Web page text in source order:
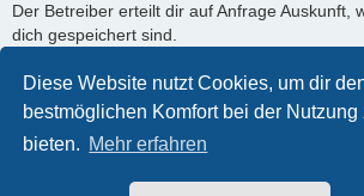
Diese Website nutzt Cookies, um dir
bestmöglichen Komfort bei der Nutzung
bieten. Mehr erfahren
Der Betreiber erteilt dir auf Anfrage Auskunft,
dich gespeichert sind.
Du kannst jederzeit die Löschung bzw.
verlangen. Kontaktiere hierzu bitte den